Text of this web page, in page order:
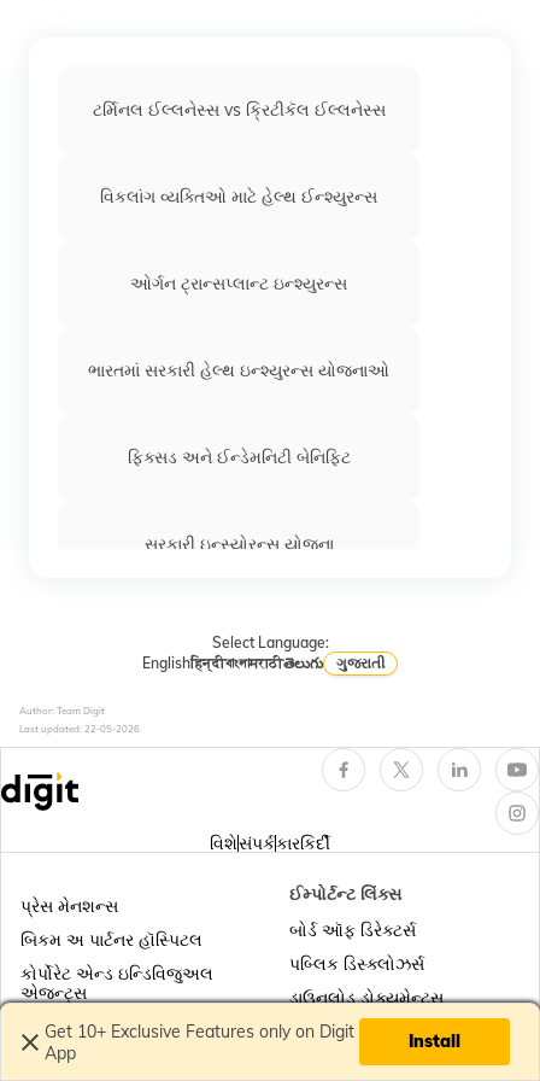
ટર્મિનલ ઈલ્લનેસ્સ vs ક્રિટીકૅલ ઈલ્લનેસ્સ
વિકલાંગ વ્યક્તિઓ માટે હેલ્થ ઈન્શ્યુરન્સ
ઓર્ગન ટ્રાન્સપ્લાન્ટ ઇન્શ્યુરન્સ
ભારતમાં સરકારી હેલ્થ ઇન્શ્યુરન્સ યોજનાઓ
ફિક્સડ અને ઈન્ડેમનિટી બેનિફિટ
સરકારી ઇન્સ્યોરન્સ યોજના
નિવૃત્ત થનાર એમ્પલોય માટે સુપર ટોપ-અપ
હેલ્થ ઇન્શ્યુરન્સ
સિનિયર સિટિઝન માટે સુપર ટોપ-અપ હેલ્થ
Select Language:
Englishहिन्दीবাংলাमराठीతెలుగు ગુજરાતી
close Get 10+ Exclusive Features only on Digit
App
Install
Author: Team Digit
Last updated: 22-05-2026
વિશેસંપર્કકારકિર્દી
પ્રેસ મેનશન્સ
બિકમ અ પાર્ટનર હૉસ્પિટલ
કોર્પોરેટ એન્ડ ઇન્ડિવિજુઅલ
એજન્ટ્સ
ઈમ્પોર્ટન્ટ લિંક્સ
બોર્ડ ઑફ ડિરેક્ટર્સ
પબ્લિક ડિસ્ક્લોઝર્સ
ડાઉનલોડ ડોક્યુમેન્ટ્સ